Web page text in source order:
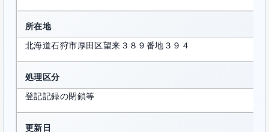
所在地
北海道石狩市厚田区望来３８９番地３９４
処理区分
登記記録の閉鎖等
更新日